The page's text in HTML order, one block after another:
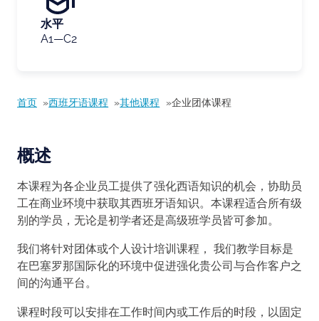
水平
A1—C2
首页 西班牙语课程 其他课程 企业团体课程
概述
本课程为各企业员工提供了强化西语知识的机会，协助员
工在商业环境中获取其西班牙语知识。本课程适合所有级
别的学员，无论是初学者还是高级班学员皆可参加。
我们将针对团体或个人设计培训课程， 我们教学目标是
在巴塞罗那国际化的环境中促进强化贵公司与合作客户之
间的沟通平台。
课程时段可以安排在工作时间内或工作后的时段，以固定